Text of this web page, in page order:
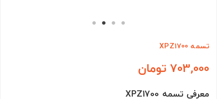
تسمه XPZ1700
703,000 تومان
معرفی تسمه XPZ1700